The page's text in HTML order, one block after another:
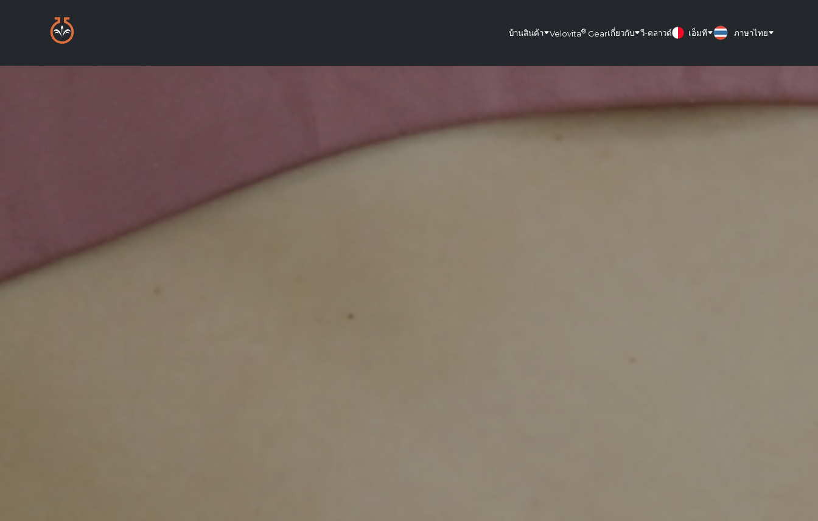
บ้านสินค้า Velovita® Gearเกี่ยวกับ วี-คลาวด์ เอ็มที ภาษาไทย